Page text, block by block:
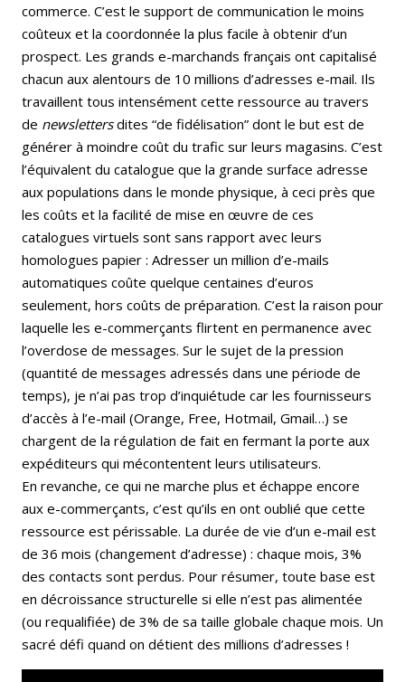
commerce. C’est le support de communication le moins
coûteux et la coordonnée la plus facile à obtenir d’un
prospect. Les grands e-marchands français ont capitalisé
chacun aux alentours de 10 millions d’adresses e-mail. Ils
travaillent tous intensément cette ressource au travers
de newslettersdites “de fidélisation” dont le but est de
générer à moindre coût du trafic sur leurs magasins. C’est
l’équivalent du catalogue que la grande surface adresse
aux populations dans le monde physique, à ceci près que
les coûts et la facilité de mise en œuvre de ces
catalogues virtuels sont sans rapport avec leurs
homologues papier : Adresser un million d’e-mails
automatiques coûte quelque centaines d’euros
seulement, hors coûts de préparation. C’est la raison pour
laquelle les e-commerçants flirtent en permanence avec
l’overdose de messages. Sur le sujet de la pression
(quantité de messages adressés dans une période de
temps), je n’ai pas trop d’inquiétude car les fournisseurs
d’accès à l’e-mail (Orange, Free, Hotmail, Gmail…) se
chargent de la régulation de fait en fermant la porte aux
expéditeurs qui mécontentent leurs utilisateurs.
En revanche, ce qui ne marche plus et échappe encore
aux e-commerçants, c’est qu’ils en ont oublié que cette
ressource est périssable. La durée de vie d’un e-mail est
de 36 mois (changement d’adresse) : chaque mois, 3%
des contacts sont perdus. Pour résumer, toute base est
en décroissance structurelle si elle n’est pas alimentée
(ou requalifiée) de 3% de sa taille globale chaque mois. Un
sacré défi quand on détient des millions d’adresses !